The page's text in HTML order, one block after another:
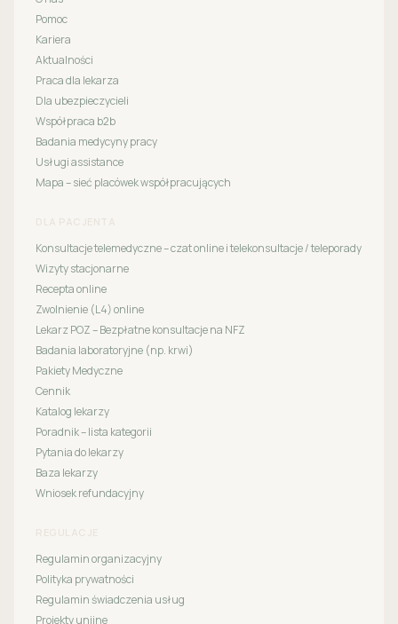
Pomoc
Kariera
Aktualności
Praca dla lekarza
Dla ubezpieczycieli
Współpraca b2b
Badania medycyny pracy
Usługi assistance
Mapa – sieć placówek współpracujących
DLA PACJENTA
Konsultacje telemedyczne – czat online i telekonsultacje / teleporady
Wizyty stacjonarne
Recepta online
Zwolnienie (L4) online
Lekarz POZ – Bezpłatne konsultacje na NFZ
Badania laboratoryjne (np. krwi)
Pakiety Medyczne
Cennik
Katalog lekarzy
Poradnik – lista kategorii
Pytania do lekarzy
Baza lekarzy
Wniosek refundacyjny
REGULACJE
Regulamin organizacyjny
Polityka prywatności
Regulamin świadczenia usług
Projekty unijne